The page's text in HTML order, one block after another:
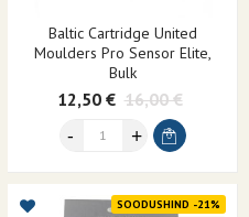
Baltic Cartridge United
Moulders Pro Sensor Elite,
Bulk
12,50 € 16,00 €
SOODUSHIND -21%